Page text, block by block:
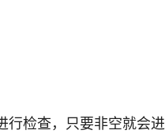
检查，只要非空就会进